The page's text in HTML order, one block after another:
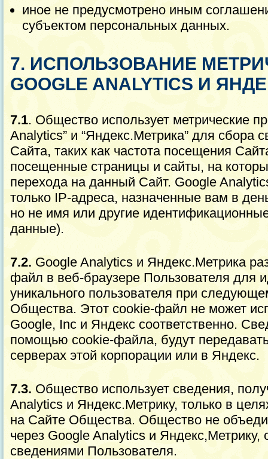
иное не предусмотрено иным
субъектом персональных данных.
7. ИСПОЛЬЗОВАНИЕ
GOOGLE ANALYTICS И
7.1. Общество использует метрические
Analytics” и “Яндекс.Метрика” для сбора
Сайта, таких как частота посещения
посещенные страницы и сайты, на
перехода на данный Сайт. Google
только IP-адреса, назначенные вам в
но не имя или другие
данные).
7.2. Google Analytics и Яндекс.Метрика
файл в веб-браузере Пользователя для
уникального пользователя при
Общества. Этот cookie-файл не может
Google, Inc и Яндекс соответственно.
помощью cookie-файла, будут
серверах этой корпорации или в Яндекс.
7.3. Общество использует сведения,
Analytics и Яндекс.Метрику, только в
на Сайте Общества. Общество не
через Google Analytics и Яндекс,Метрику,
сведениями Пользователя.